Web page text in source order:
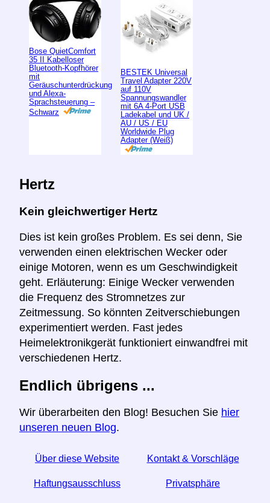
Bose QuietComfort
35 II Kabelloser
Bluetooth-Kopfhörer
mit
Geräuschunterdrückung
und Alexa-
Sprachsteuerung –
Schwarz
BESTEK Universal
Travel Adapter 220V
auf 110V
Spannungswandler
mit 6A 4-Port USB
Ladekabel und UK /
AU / US / EU
Worldwide Plug
Adapter (Weiß)
Hertz
Kein gleichwertiger Hertz
Dies ist kein großes Problem. Es sei denn, Sie
verwenden einen elektrischen Wecker oder
einige Motoren, wenn es um Geschwindigkeit
geht. Erläuterung: Einige Wecker verwenden
die Frequenz des Stromnetzes zur
Zeitmessung. So könnten Zeitverschiebungen
experimentiert werden. Fast jedes
Heimelektronikgerät funktioniert einwandfrei mit
verschiedenen Hertz.
Endlich übrigens ...
Wir überarbeiten den Blog! Besuchen Sie hier
unseren neuen Blog.
Über diese Website Kontakt & Vorschläge
Haftungsausschluss Privatsphäre